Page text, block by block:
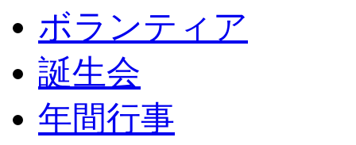
ボランティア
誕生会
年間行事